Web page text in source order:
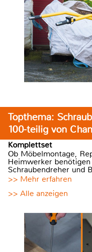
Topthema:
100-teilig von
Komplettset
Ob Möbelmontage,
Heimwerker
Schraubendreher und
>> Mehr erfahren
>> Alle anzeigen